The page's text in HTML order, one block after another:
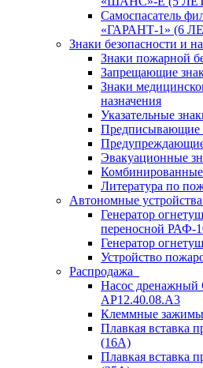
Самоспасатель
«ГАРАНТ-1» (6
Знаки безопасности и
Знаки пожарной
Запрещающие
Знаки
назначения
Указательные
Предписывающие
Эвакуационные
Комбинированные
Литература по
Автономные
Генератор
переносной РАФ-
Генератор
Устройство
Распродажа
Насос дренажный
АP12.40.08.A3
Клеммные
Плавкая вставка
(16А)
Плавкая вставка